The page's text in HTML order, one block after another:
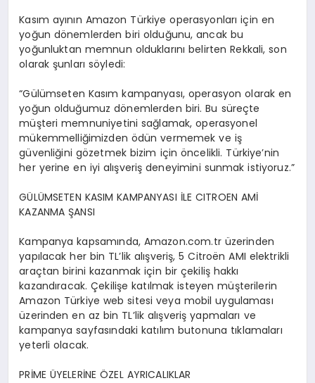
Kasım ayının Amazon Türkiye operasyonları için en
yoğun dönemlerden biri olduğunu, ancak bu
yoğunluktan memnun olduklarını belirten Rekkali, son
olarak şunları söyledi:
“Gülümseten Kasım kampanyası, operasyon olarak en
yoğun olduğumuz dönemlerden biri. Bu süreçte
müşteri memnuniyetini sağlamak, operasyonel
mükemmelliğimizden ödün vermemek ve iş
güvenliğini gözetmek bizim için öncelikli. Türkiye’nin
her yerine en iyi alışveriş deneyimini sunmak istiyoruz.”
GÜLÜMSETEN KASIM KAMPANYASI İLE CITROEN AMİ
KAZANMA ŞANSI
Kampanya kapsamında, Amazon.com.tr üzerinden
yapılacak her bin TL’lik alışveriş, 5 Citroën AMI elektrikli
araçtan birini kazanmak için bir çekiliş hakkı
kazandıracak. Çekilişe katılmak isteyen müşterilerin
Amazon Türkiye web sitesi veya mobil uygulaması
üzerinden en az bin TL’lik alışveriş yapmaları ve
kampanya sayfasındaki katılım butonuna tıklamaları
yeterli olacak.
PRİME ÜYELERİNE ÖZEL AYRICALIKLAR